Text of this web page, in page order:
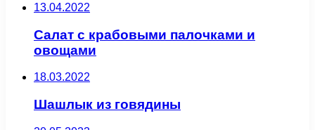
13.04.2022
Салат с крабовыми палочками и
овощами
18.03.2022
Шашлык из говядины